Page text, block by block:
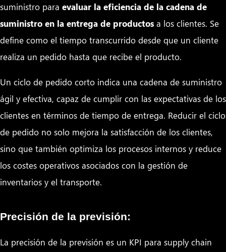
suministro para evaluar la eficiencia de la cadena de
suministro en la entrega de productos a los clientes. Se
define como el tiempo transcurrido desde que un cliente
realiza un pedido hasta que recibe el producto.
Un ciclo de pedido corto indica una cadena de suministro
ágil y efectiva, capaz de cumplir con las expectativas de los
clientes en términos de tiempo de entrega. Reducir el ciclo
de pedido no solo mejora la satisfacción de los clientes,
sino que también optimiza los procesos internos y reduce
los costes operativos asociados con la gestión de
inventarios y el transporte.
Precisión de la previsión:
La precisión de la previsión es un KPI para supply chain